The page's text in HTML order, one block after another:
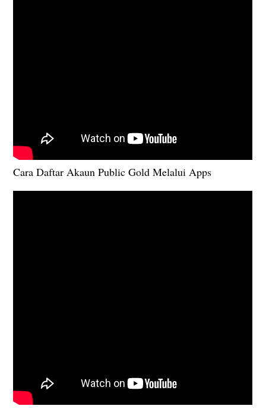
Cara Daftar Akaun Public Gold Melalui Apps